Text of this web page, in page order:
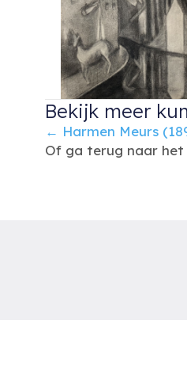
Bekijk meer
Posts
← Harmen Meurs
Of ga terug naar het